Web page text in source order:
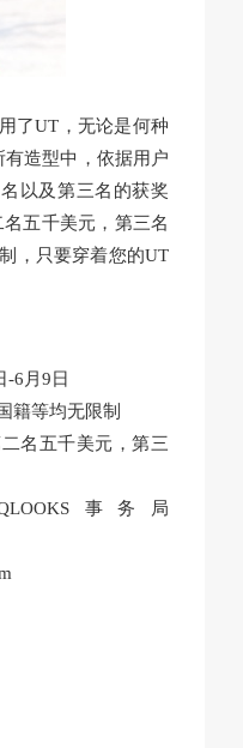
了UT，无论是何种
造型中，依据用户
以及第三名的获奖
五千美元，第三名
，只要穿着您的UT
-6月9日
籍等均无限制
名五千美元，第三
事务局